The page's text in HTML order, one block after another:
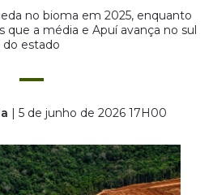
no bioma em 2025, enquanto
que a média e Apuí avança no sul
do estado
| 5 de junho de 2026 17H00